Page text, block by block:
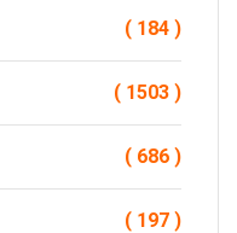
( 184 )
( 1503 )
( 686 )
( 197 )